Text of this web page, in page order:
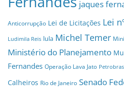
jaques
Anticorrupção Lei de Licitações Lei
Ludimila Reis lula Michel Temer
Ministério do Planejamento
Fernandes Operação Lava Jato Petrobras
Calheiros Rio de Janeiro Senado